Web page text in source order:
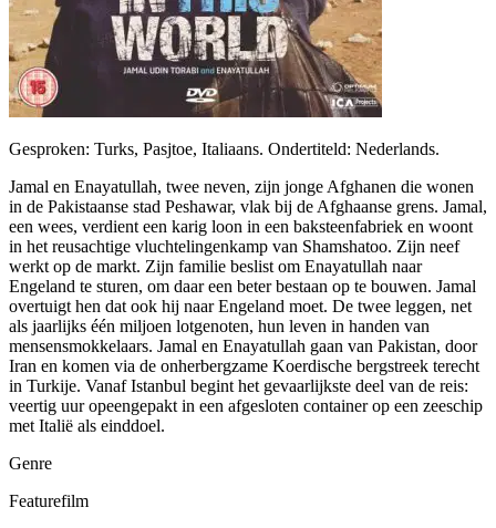
Gesproken: Turks, Pasjtoe, Italiaans. Ondertiteld: Nederlands.
Jamal en Enayatullah, twee neven, zijn jonge Afghanen die wonen
in de Pakistaanse stad Peshawar, vlak bij de Afghaanse grens. Jamal,
een wees, verdient een karig loon in een baksteenfabriek en woont
in het reusachtige vluchtelingenkamp van Shamshatoo. Zijn neef
werkt op de markt. Zijn familie beslist om Enayatullah naar
Engeland te sturen, om daar een beter bestaan op te bouwen. Jamal
overtuigt hen dat ook hij naar Engeland moet. De twee leggen, net
als jaarlijks één miljoen lotgenoten, hun leven in handen van
mensensmokkelaars. Jamal en Enayatullah gaan van Pakistan, door
Iran en komen via de onherbergzame Koerdische bergstreek terecht
in Turkije. Vanaf Istanbul begint het gevaarlijkste deel van de reis:
veertig uur opeengepakt in een afgesloten container op een zeeschip
met Italië als einddoel.
Genre
Featurefilm